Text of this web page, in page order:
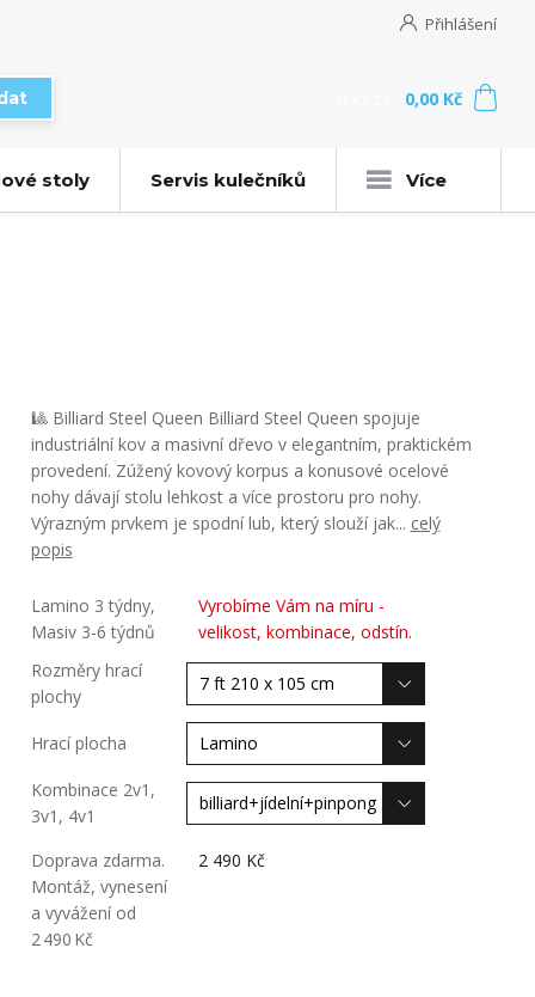
Přihlášení
0,00 Kč
stoly Servis kulečníků Více
🎱 Billiard Steel Queen Billiard Steel Queen spojuje
industriální kov a masivní dřevo v elegantním, praktickém
provedení. Zúžený kovový korpus a konusové ocelové
nohy dávají stolu lehkost a více prostoru pro nohy.
Výrazným prvkem je spodní lub, který slouží jak... celý
popis
Lamino 3 týdny,
Masiv 3-6 týdnů
Vyrobíme Vám na míru -
velikost, kombinace, odstín.
Rozměry hrací
plochy
Hrací plocha
Kombinace 2v1,
3v1, 4v1
Doprava zdarma.
Montáž, vynesení
a vyvážení od
2 490 Kč
2 490 Kč